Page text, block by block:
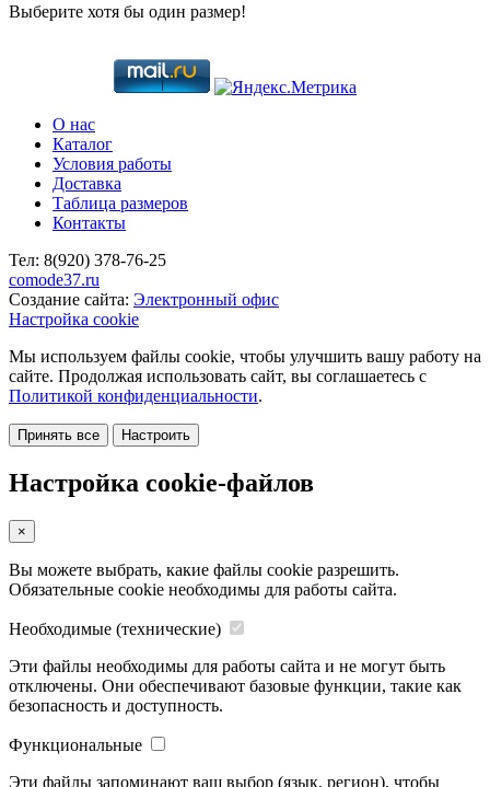
Выберите хотя бы один размер!
О нас
Каталог
Условия работы
Доставка
Таблица размеров
Контакты
Тел: 8(920) 378-76-25
comode37.ru
Создание сайта: Электронный офис
Настройка cookie
Мы используем файлы cookie, чтобы улучшить вашу работу на
сайте. Продолжая использовать сайт, вы соглашаетесь с
Политикой конфиденциальности.
Принять все Настроить
Настройка cookie-файлов
×
Вы можете выбрать, какие файлы cookie разрешить.
Обязательные cookie необходимы для работы сайта.
Необходимые (технические)
Эти файлы необходимы для работы сайта и не могут быть
отключены. Они обеспечивают базовые функции, такие как
безопасность и доступность.
Функциональные
Эти файлы запоминают ваш выбор (язык, регион), чтобы